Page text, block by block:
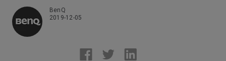
BenQ
2019-12-05